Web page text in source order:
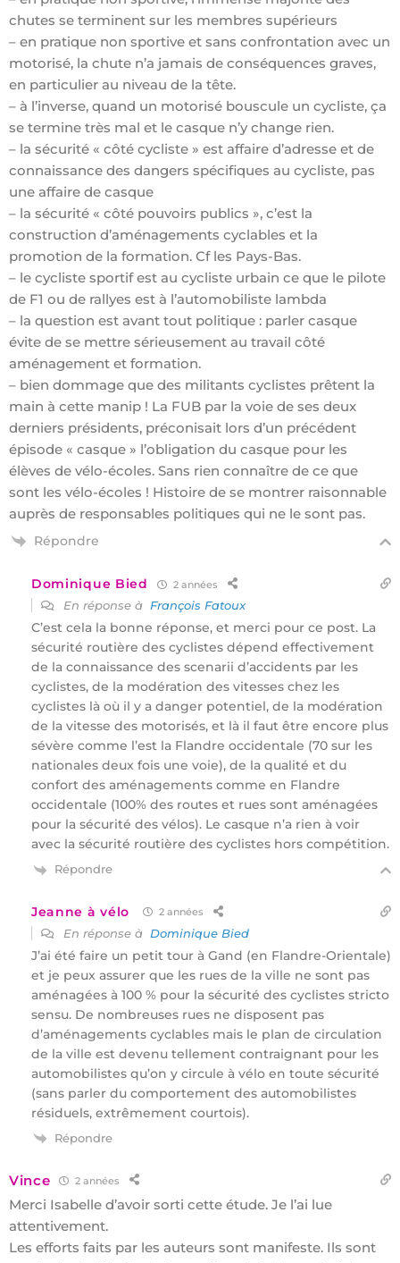
chutes se terminent sur les membres supérieurs
– en pratique non sportive et sans confrontation avec un
motorisé, la chute n’a jamais de conséquences graves,
en particulier au niveau de la tête.
– à l’inverse, quand un motorisé bouscule un cycliste, ça
se termine très mal et le casque n’y change rien.
– la sécurité « côté cycliste » est affaire d’adresse et de
connaissance des dangers spécifiques au cycliste, pas
une affaire de casque
– la sécurité « côté pouvoirs publics », c’est la
construction d’aménagements cyclables et la
promotion de la formation. Cf les Pays-Bas.
– le cycliste sportif est au cycliste urbain ce que le pilote
de F1 ou de rallyes est à l’automobiliste lambda
– la question est avant tout politique : parler casque
évite de se mettre sérieusement au travail côté
aménagement et formation.
– bien dommage que des militants cyclistes prêtent la
main à cette manip ! La FUB par la voie de ses deux
derniers présidents, préconisait lors d’un précédent
épisode « casque » l’obligation du casque pour les
élèves de vélo-écoles. Sans rien connaître de ce que
sont les vélo-écoles ! Histoire de se montrer raisonnable
auprès de responsables politiques qui ne le sont pas.
Répondre
Dominique Bied 2 années
En réponse à François Fatoux
C’est cela la bonne réponse, et merci pour ce post. La
sécurité routière des cyclistes dépend effectivement
de la connaissance des scenarii d’accidents par les
cyclistes, de la modération des vitesses chez les
cyclistes là où il y a danger potentiel, de la modération
de la vitesse des motorisés, et là il faut être encore plus
sévère comme l’est la Flandre occidentale (70 sur les
nationales deux fois une voie), de la qualité et du
confort des aménagements comme en Flandre
occidentale (100% des routes et rues sont aménagées
pour la sécurité des vélos). Le casque n’a rien à voir
avec la sécurité routière des cyclistes hors compétition.
Répondre
Jeanne à vélo 2 années
En réponse à Dominique Bied
J’ai été faire un petit tour à Gand (en Flandre-Orientale)
et je peux assurer que les rues de la ville ne sont pas
aménagées à 100 % pour la sécurité des cyclistes stricto
sensu. De nombreuses rues ne disposent pas
d’aménagements cyclables mais le plan de circulation
de la ville est devenu tellement contraignant pour les
automobilistes qu’on y circule à vélo en toute sécurité
(sans parler du comportement des automobilistes
résiduels, extrêmement courtois).
Répondre
Vince 2 années
Merci Isabelle d’avoir sorti cette étude. Je l’ai lue
attentivement.
Les efforts faits par les auteurs sont manifeste. Ils sont